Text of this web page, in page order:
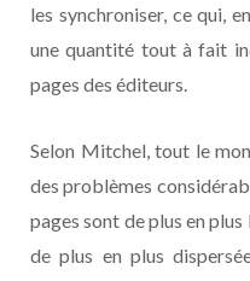
les synchroniser, ce qui,
une quantité tout à fait
pages des éditeurs.
Selon Mitchel, tout le
des problèmes
pages sont de plus en
de plus en plus